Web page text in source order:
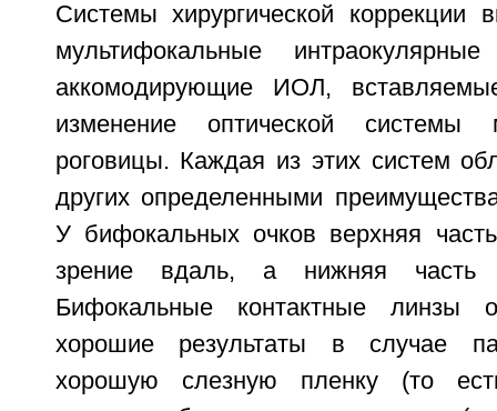
Системы хирургической коррекции
мультифокальные
аккомодирующие ИОЛ,
изменение оптической системы
роговицы. Каждая из этих систем
других определенными
У бифокальных очков верхняя
зрение вдаль, а нижняя часть
Бифокальные контактные линзы
хорошие результаты в случае
хорошую слезную пленку (то